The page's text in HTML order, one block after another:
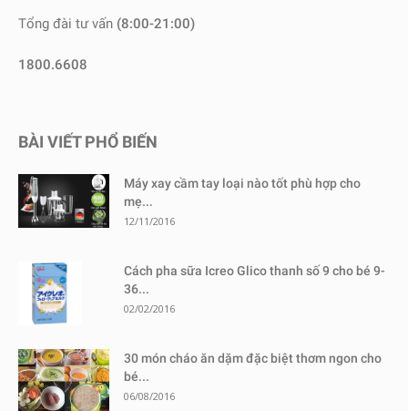
Tổng đài tư vấn (8:00-21:00)
1800.6608
BÀI VIẾT PHỔ BIẾN
Máy xay cầm tay loại nào tốt phù hợp cho
mẹ...
12/11/2016
Cách pha sữa Icreo Glico thanh số 9 cho bé 9-
36...
02/02/2016
30 món cháo ăn dặm đặc biệt thơm ngon cho
bé...
06/08/2016